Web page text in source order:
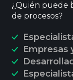
¿Quién puede
de procesos?
Empresas